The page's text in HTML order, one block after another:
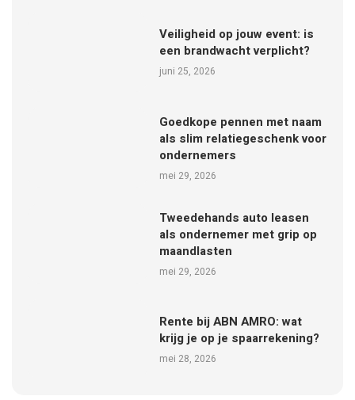
Veiligheid op jouw event: is
een brandwacht verplicht?
juni 25, 2026
Goedkope pennen met naam
als slim relatiegeschenk voor
ondernemers
mei 29, 2026
Tweedehands auto leasen
als ondernemer met grip op
maandlasten
mei 29, 2026
Rente bij ABN AMRO: wat
krijg je op je spaarrekening?
mei 28, 2026